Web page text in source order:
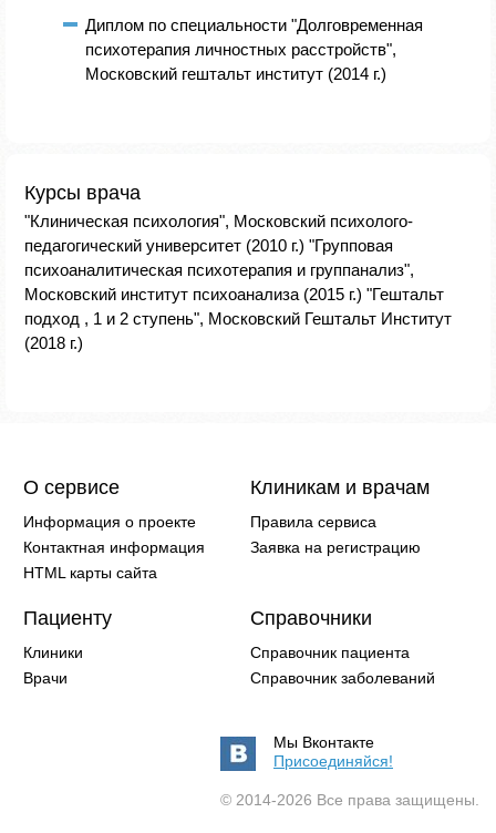
Диплом по специальности "Долговременная
психотерапия личностных расстройств",
Московский гештальт институт (2014 г.)
Курсы врача
"Клиническая психология", Московский психолого-
педагогический университет (2010 г.) "Групповая
психоаналитическая психотерапия и группанализ",
Московский институт психоанализа (2015 г.) "Гештальт
подход , 1 и 2 ступень", Московский Гештальт Институт
(2018 г.)
О сервисе
Информация о проекте
Контактная информация
HTML карты сайта
Клиникам и врачам
Правила сервиса
Заявка на регистрацию
Пациенту
Клиники
Врачи
Справочники
Справочник пациента
Справочник заболеваний
Мы Вконтакте
Присоединяйся!
© 2014-2026 Все права защищены.